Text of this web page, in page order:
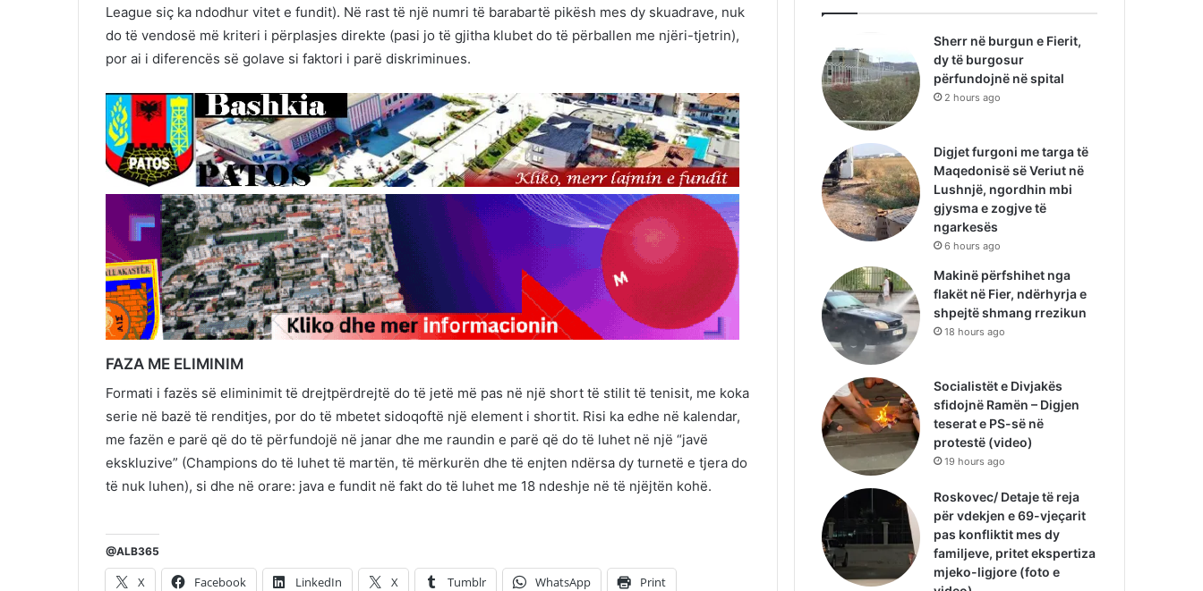
League siç ka ndodhur vitet e fundit). Në rast të një numri të barabartë pikësh mes dy skuadrave, nuk
do të vendosë më kriteri i përplasjes direkte (pasi jo të gjitha klubet do të përballen me njëri-tjetrin),
por ai i diferencës së golave si faktori i parë diskriminues.
FAZA ME ELIMINIM
Formati i fazës së eliminimit të drejtpërdrejtë do të jetë më pas në një short të stilit të tenisit, me koka
serie në bazë të renditjes, por do të mbetet sidoqoftë një element i shortit. Risi ka edhe në kalendar,
me fazën e parë që do të përfundojë në janar dhe me raundin e parë që do të luhet në një “javë
ekskluzive” (Champions do të luhet të martën, të mërkurën dhe të enjten ndërsa dy turnetë e tjera do
të nuk luhen), si dhe në orare: java e fundit në fakt do të luhet me 18 ndeshje në të njëjtën kohë.
@ALB365
X Facebook LinkedIn X Tumblr WhatsApp Print
Sherr në burgun e Fierit,
dy të burgosur
përfundojnë në spital
2 hours ago
Digjet furgoni me targa të
Maqedonisë së Veriut në
Lushnjë, ngordhin mbi
gjysma e zogjve të
ngarkesës
6 hours ago
Makinë përfshihet nga
flakët në Fier, ndërhyrja e
shpejtë shmang rrezikun
18 hours ago
Socialistët e Divjakës
sfidojnë Ramën – Digjen
teserat e PS-së në
protestë (video)
19 hours ago
Roskovec/ Detaje të reja
për vdekjen e 69-vjeçarit
pas konfliktit mes dy
familjeve, pritet ekspertiza
mjeko-ligjore (foto e